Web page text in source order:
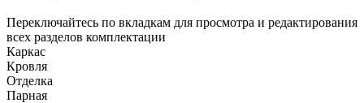
Переключайтесь по вкладкам для просмотра и редактирования
всех разделов комплектации
Каркас
Кровля
Отделка
Парная